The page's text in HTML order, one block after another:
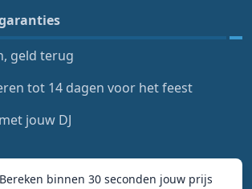
geld terug
tot 14 dagen voor het feest
jouw DJ
Bereken binnen 30 seconden jouw prijs